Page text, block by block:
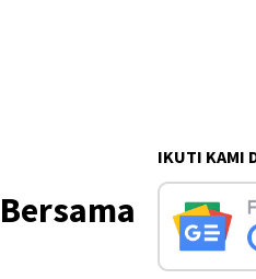
IKUTI KAMI